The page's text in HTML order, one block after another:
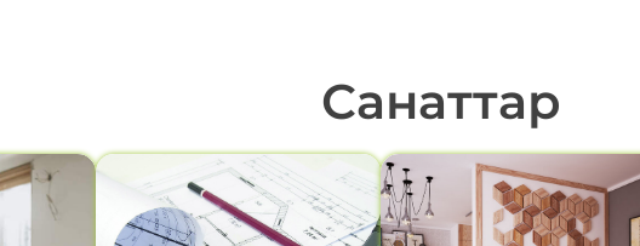
Санаттар